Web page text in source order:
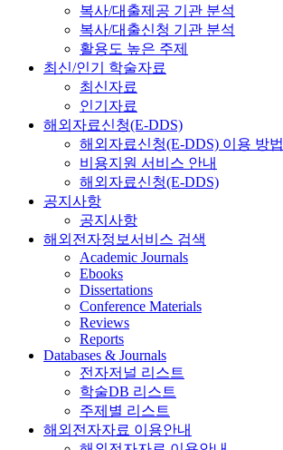
복사/대출제공 기관 분석
복사/대출신청 기관 분석
활용도 높은 주제
최신/인기 학술자료
최신자료
인기자료
해외자료신청(E-DDS)
해외자료신청(E-DDS) 이용 방법
비용지원 서비스 안내
해외자료신청(E-DDS)
공지사항
공지사항
해외전자정보서비스 검색
Academic Journals
Ebooks
Dissertations
Conference Materials
Reviews
Reports
Databases & Journals
전자저널 리스트
학술DB 리스트
주제별 리스트
해외전자자료 이용안내